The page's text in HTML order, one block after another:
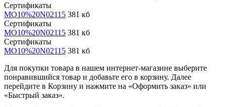
Сертификаты
MO10%20N02115 381 кб
Сертификаты
MO10%20N02115 381 кб
Сертификаты
MO10%20N02115 381 кб
Для покупки товара в нашем интернет-магазине выберите
понравившийся товар и добавьте его в корзину. Далее
перейдите в Корзину и нажмите на «Оформить заказ» или
«Быстрый заказ».